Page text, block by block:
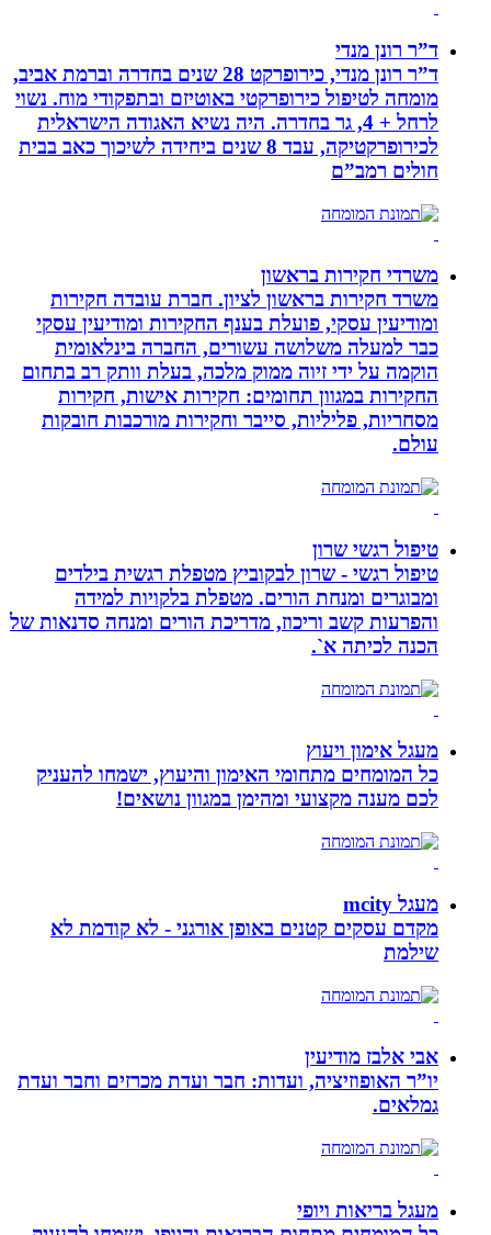
ד”ר רונן מנדי
ד”ר רונן מנדי, כירופרקט 28 שנים בחדרה וברמת אביב,
מומחה לטיפול כירופרקטי באוטיזם ובתפקודי מוח. נשוי
לרחל + 4, גר בחדרה. היה נשיא האגודה הישראלית
לכירופרקטיקה, עבד 8 שנים ביחידה לשיכוך כאב בבית
חולים רמב”ם
משרדי חקירות בראשון
משרד חקירות בראשון לציון. חברת עובדה חקירות
ומודיעין עסקי, פועלת בענף החקירות ומודיעין עסקי
כבר למעלה משלושה עשורים, החברה בינלאומית
הוקמה על ידי זיוה ממוק מלכה, בעלת וותק רב בתחום
החקירות במגוון תחומים: חקירות אישות, חקירות
מסחריות, פליליות, סייבר וחקירות מורכבות חובקות
עולם.
טיפול רגשי שרון
טיפול רגשי - שרון לבקוביץ מטפלת רגשית בילדים
ומבוגרים ומנחת הורים. מטפלת בלקויות למידה
והפרעות קשב וריכוז, מדריכת הורים ומנחה סדנאות של
הכנה לכיתה א`.
מעגל אימון ויעוץ
כל המומחים מתחומי האימון והיעוץ, ישמחו להעניק
לכם מענה מקצועי ומהימן במגוון נושאים!
מעגל mcity
מקדם עסקים קטנים באופן אורגני - לא קודמת לא
שילמת
אבי אלבז מודיעין
יו”ר האופוזיציה, ועדות: חבר ועדת מכרזים וחבר ועדת
גמלאים.
מעגל בריאות ויופי